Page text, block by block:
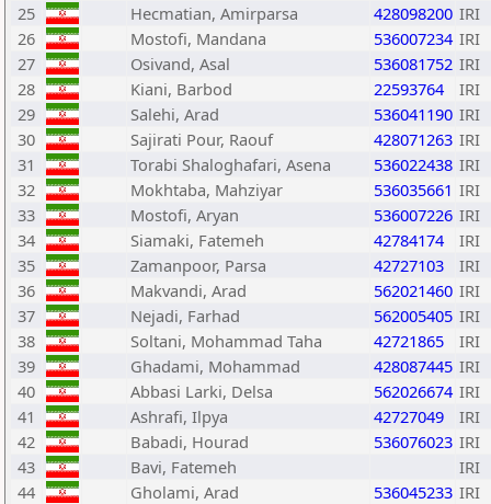
25
Hecmatian, Amirparsa 428098200 IRI
26
Mostofi, Mandana 536007234 IRI
27
Osivand, Asal 536081752 IRI
28
Kiani, Barbod 22593764
IRI
29
Salehi, Arad 536041190 IRI
30
Sajirati Pour, Raouf 428071263 IRI
31
Torabi Shaloghafari, Asena 536022438 IRI
32
Mokhtaba, Mahziyar 536035661 IRI
33
Mostofi, Aryan 536007226 IRI
34
Siamaki, Fatemeh 42784174
IRI
35
Zamanpoor, Parsa 42727103
IRI
36
Makvandi, Arad 562021460 IRI
37
Nejadi, Farhad 562005405 IRI
38
Soltani, Mohammad Taha 42721865
IRI
39
Ghadami, Mohammad 428087445 IRI
40
Abbasi Larki, Delsa 562026674 IRI
41
Ashrafi, Ilpya 42727049
IRI
42
Babadi, Hourad 536076023 IRI
43
Bavi, Fatemeh
IRI
44
Gholami, Arad 536045233 IRI